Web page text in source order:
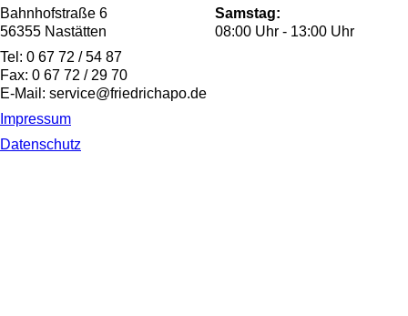
Bahnhofstraße 6
56355 Nastätten
Tel: 0 67 72 / 54 87
Fax: 0 67 72 / 29 70
E-Mail: service@friedrichapo.de
Impressum
Datenschutz
Samstag:
08:00 Uhr - 13:00 Uhr